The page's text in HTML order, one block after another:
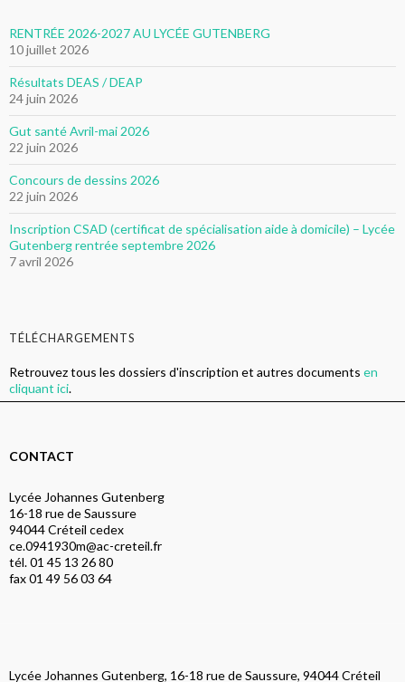
RENTRÉE 2026-2027 AU LYCÉE GUTENBERG
10 juillet 2026
Résultats DEAS / DEAP
24 juin 2026
Gut santé Avril-mai 2026
22 juin 2026
Concours de dessins 2026
22 juin 2026
Inscription CSAD (certificat de spécialisation aide à domicile) – Lycée
Gutenberg rentrée septembre 2026
7 avril 2026
TÉLÉCHARGEMENTS
Retrouvez tous les dossiers d'inscription et autres documents en
cliquant ici.
CONTACT
Lycée Johannes Gutenberg
16-18 rue de Saussure
94044 Créteil cedex
ce.0941930m@ac-creteil.fr
tél. 01 45 13 26 80
fax 01 49 56 03 64
Lycée Johannes Gutenberg, 16-18 rue de Saussure, 94044 Créteil